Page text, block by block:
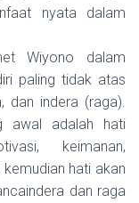
nyata dalam
Wiyono dalam
paling tidak atas
dan indera (raga).
awal adalah hati
keimanan,
hati akan
dan raga